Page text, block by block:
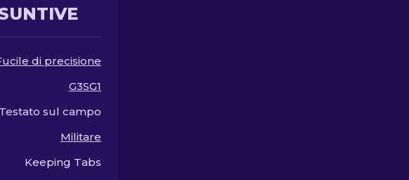
di precisione
G3SG1
Testato sul campo
Militare
Keeping Tabs